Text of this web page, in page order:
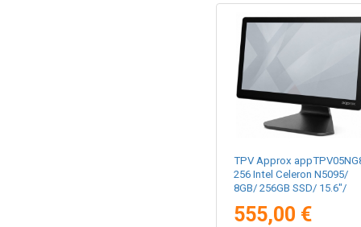
TPV Approx
256 Intel Celeron N5095/
8GB/ 256GB SSD/ 15.6"/
555,00 €